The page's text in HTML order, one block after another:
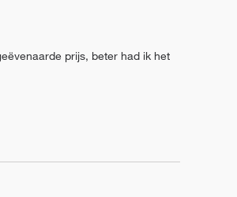
prijs, beter had ik het